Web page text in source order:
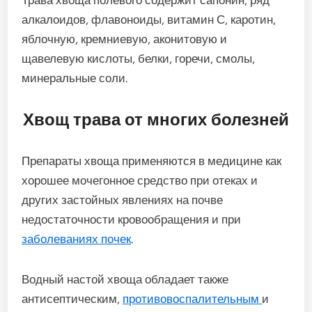
алкалоидов, флавоноиды, витамин С, каротин,
яблочную, кремниевую, аконитовую и
щавелевую кислоты, белки, горечи, смолы,
минеральные соли.
Хвощ трава от многих болезней
Препараты хвоща применяются в медицине как
хорошее мочегонное средство при отеках и
других застойных явлениях на почве
недостаточности кровообращения и при
заболеваниях почек.
Водный настой хвоща обладает также
антисептическим, противовоспалительным и